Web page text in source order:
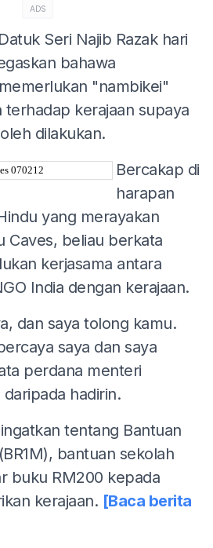
ADS
Seri Najib Razak hari
bahawa
"nambikei"
kerajaan supaya
dilakukan.
Bercakap di
harapan
yang merayakan
Caves, beliau berkata
kerjasama antara
India dengan kerajaan.
dan saya tolong kamu.
saya dan saya
perdana menteri
hadirin.
tentang Bantuan
bantuan sekolah
buku RM200 kepada
kerajaan. [Baca berita